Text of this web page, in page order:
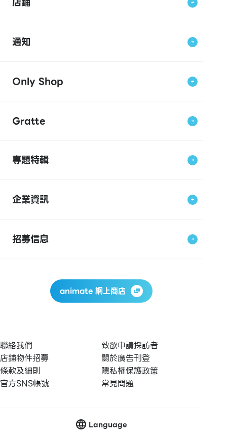
通知
Only Shop
Gratte
專題特輯
企業資訊
招募信息
animate 網上商店
聯絡我們
致欲申請採訪者
店鋪物件招募
關於廣告刊登
條款及細則
隱私權保護政策
官方SNS帳號
常見問題
Language